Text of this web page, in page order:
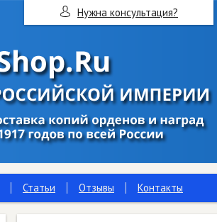
Статьи Отзывы Контакты
Нужна консультация?